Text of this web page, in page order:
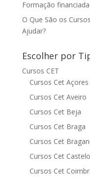
Formação
O Que São os
Ajudar?
Escolher por
Cursos CET
Cursos Cet Açores
Cursos Cet Aveiro
Cursos Cet Beja
Cursos Cet Braga
Cursos Cet
Cursos Cet
Cursos Cet